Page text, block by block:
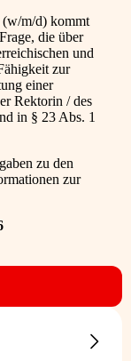
(w/m/d) kommt
die über
und
zur
einer
Rektorin / des
in § 23 Abs. 1
zu den
zur